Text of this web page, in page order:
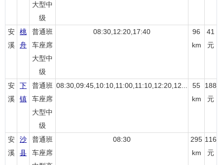
大型中
级
安
溪
桃
舟
普通班
车座席
大型中
级
08:30,12:20,17:40
96
km
41
元
安
溪
下
镇
普通班
车座席
大型中
级
08:30,09:45,10:10,11:00,11:10,12:20,12...
55
km
188
元
安
溪
沙
县
普通班
车座席
08:30
295
km
116
元